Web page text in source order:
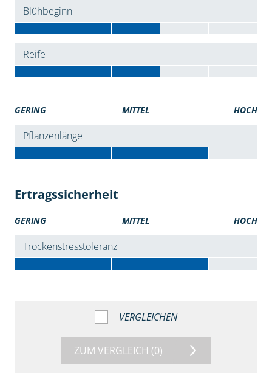
Blühbeginn
Reife
GERING MITTEL HOCH
Pflanzenlänge
Ertragssicherheit
GERING MITTEL HOCH
Trockenstresstoleranz
VERGLEICHEN
ZUM VERGLEICH (0)